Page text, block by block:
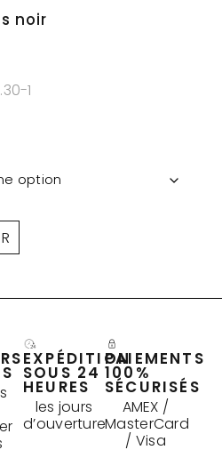
noir
1
EXPÉDITION
SOUS 24
HEURES
les jours
d’ouverture
PAIEMENTS
100%
SÉCURISÉS
AMEX /
MasterCard
/ Visa